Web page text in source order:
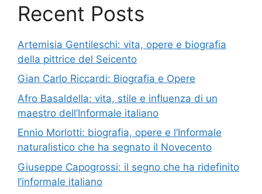
Recent Posts
Artemisia Gentileschi: vita, opere e biografia
della pittrice del Seicento
Gian Carlo Riccardi: Biografia e Opere
Afro Basaldella: vita, stile e influenza di un
maestro dell’Informale italiano
Ennio Morlotti: biografia, opere e l’Informale
naturalistico che ha segnato il Novecento
Giuseppe Capogrossi: il segno che ha ridefinito
l’informale italiano